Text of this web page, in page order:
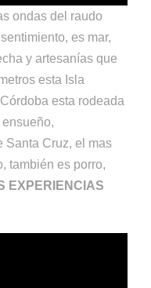
ondas del raudo
es mar,
y artesanías que
esta Isla
esta rodeada
Santa Cruz, el mas
también es porro,
EXPERIENCIAS